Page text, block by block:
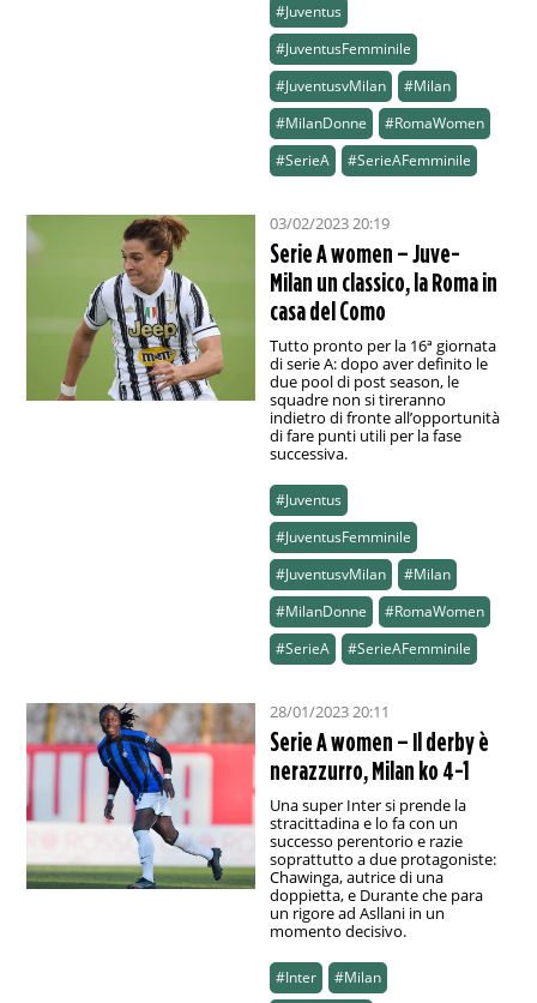
#Juventus
#JuventusFemminile
#JuventusvMilan
#Milan
#MilanDonne
#RomaWomen
#SerieA
#SerieAFemminile
03/02/2023 20:19
Serie A women – Juve-
Milan un classico, la Roma in
casa del Como
Tutto pronto per la 16ª giornata
di serie A: dopo aver definito le
due pool di post season, le
squadre non si tireranno
indietro di fronte all’opportunità
di fare punti utili per la fase
successiva.
#Juventus
#JuventusFemminile
#JuventusvMilan
#Milan
#MilanDonne
#RomaWomen
#SerieA
#SerieAFemminile
28/01/2023 20:11
Serie A women – Il derby è
nerazzurro, Milan ko 4-1
Una super Inter si prende la
stracittadina e lo fa con un
successo perentorio e razie
soprattutto a due protagoniste:
Chawinga, autrice di una
doppietta, e Durante che para
un rigore ad Asllani in un
momento decisivo.
#Inter
#Milan